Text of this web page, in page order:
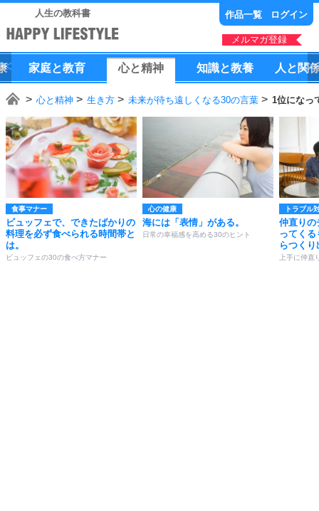
人生の教科書 作品一覧 ログイン
メルマガ登録
家庭と教育 心と精神 知識と教養 人 と 関
心と精神 生き方 未来が待ち遠しくなる30の言葉 1位になっ
食事マナー
ビュッフェで、できたばかりの
料理を必ず食べられる時間帯と
は。
ビュッフェの30の食べ方マナー
心の健康
海には「表情」がある。
日常の幸福感を高める30のヒント
トラブル
仲直りの
ってく
らつく
上手に仲直